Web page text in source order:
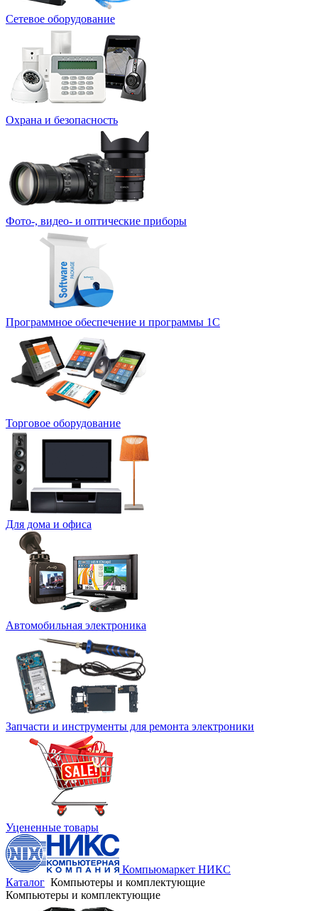
Сетевое оборудование
Охрана и безопасность
Фото-, видео- и оптические приборы
Программное обеспечение и программы 1С
Торговое оборудование
Для дома и офиса
Автомобильная электроника
Запчасти и инструменты для ремонта электроники
Уцененные товары
Компьюмаркет НИКС
Каталог Компьютеры и комплектующие
Компьютеры и комплектующие